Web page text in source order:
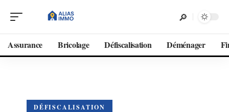
Assurance Bricolage Défiscalisation Déménager
DÉFISCALISATION